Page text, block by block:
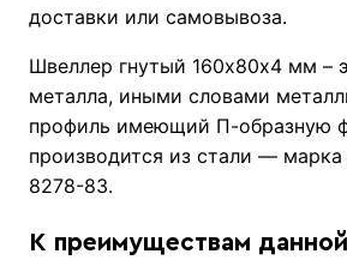
доставки или самовывоза.
Швеллер гнутый 160х80х4 мм –
металла, иными словами
профиль имеющий П-образную
производится из стали —
8278-83.
К преимуществам